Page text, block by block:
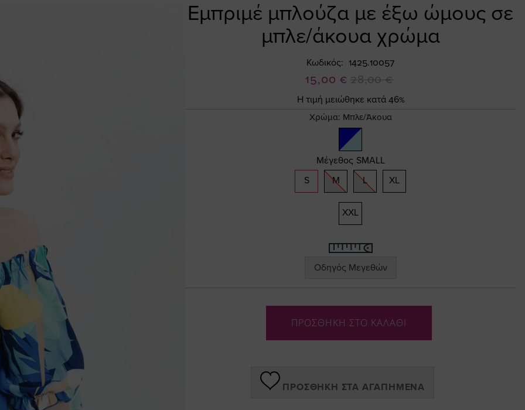
Εμπριμέ μπλούζα με έξω ώμους σε
μπλε/άκουα χρώμα
Κωδικός 1425.10057
Ειδική
Τιμή
15,00 € 28,00 €
Η τιμή μειώθηκε κατά 46%
Χρώμα: Μπλε/Άκουα
Μέγεθος SMALL
S
M L XL
XXL
Οδηγός Μεγεθών
ΠΡΟΣΘΗΚΗ ΣΤΟ ΚΑΛΑΘΙ
ΠΡΟΣΘΉΚΗ ΣΤΑ ΑΓΑΠΗΜΈΝΑ